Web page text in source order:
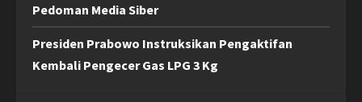
Pedoman Media Siber
Presiden Prabowo Instruksikan Pengaktifan
Kembali Pengecer Gas LPG 3 Kg